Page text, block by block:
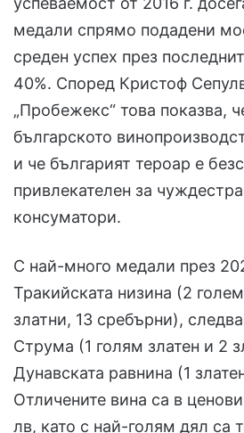
медали спрямо подадeни
среден успех през
40%. Според Кристоф
„Пробежекс“ това показва,
българското
и че българият тероар е
привлекателен за
консуматори.
С най-много медали през
Тракийската низина (2
златни, 13 сребърни),
Струма (1 голям златен и 2
Дунавската равнина (1
Отличените вина са в
лв, като с най-голям дял са